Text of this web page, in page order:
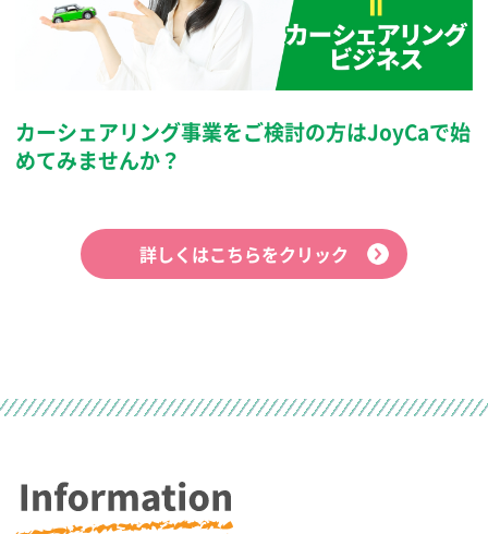
カーシェアリング事業をご検討の方はJoyCaで始
めてみませんか？
詳しくはこちらをクリック